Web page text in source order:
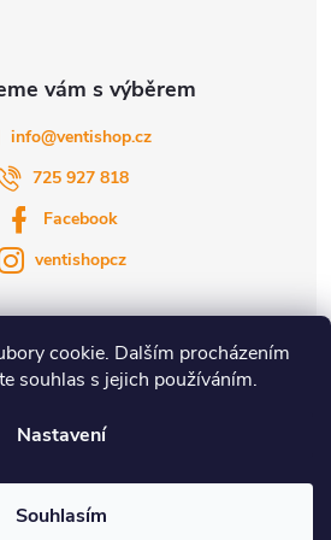
cookie. Dalším procházením
souhlas s jejich používáním.
Nastavení
Souhlasím
info@ventishop.cz
725 927 818
Facebook
ventishopcz
| |
. Všechna práva vyhrazena.